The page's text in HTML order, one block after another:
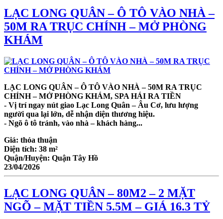
LẠC LONG QUÂN – Ô TÔ VÀO NHÀ –
50M RA TRỤC CHÍNH – MỞ PHÒNG
KHÁM
LẠC LONG QUÂN – Ô TÔ VÀO NHÀ – 50M RA TRỤC
CHÍNH – MỞ PHÒNG KHÁM, SPA HÁI RA TIỀN
- Vị trí ngay nút giao Lạc Long Quân – Âu Cơ, lưu lượng
người qua lại lớn, dễ nhận diện thương hiệu.
- Ngõ ô tô tránh, vào nhà – khách hàng...
Giá: thỏa thuận
Diện tích: 38 m²
Quận/Huyện: Quận Tây Hồ
23/04/2026
LẠC LONG QUÂN – 80M2 – 2 MẶT
NGÕ – MẶT TIỀN 5.5M – GIÁ 16.3 TỶ